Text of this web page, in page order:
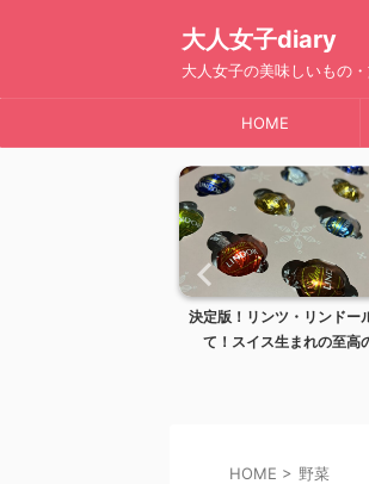
大人女子diary
大人女子の美味しいもの
HOME
決定版！リンツ・リンドー
て！スイス生まれの至高
HOME > 野菜